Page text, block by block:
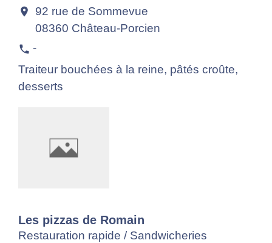
location_on
92 rue de Sommevue
08360 Château-Porcien
phone -
Traiteur bouchées à la reine, pâtés croûte,
desserts
Les pizzas de Romain
Restauration rapide / Sandwicheries